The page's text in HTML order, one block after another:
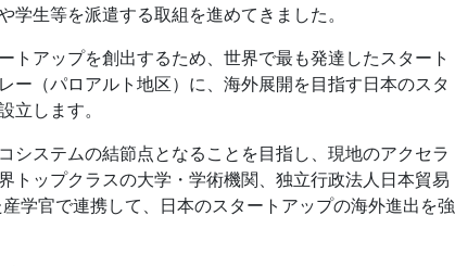
学生等を派遣する取組を進めてきました。
トアップを創出するため、世界で最も発達したスタート
ー（パロアルト地区）に、海外展開を目指す日本のスタ
立します。
システムの結節点となることを目指し、現地のアクセラ
トップクラスの大学・学術機関、独立行政法人日本貿易
学官で連携して、日本のスタートアップの海外進出を強